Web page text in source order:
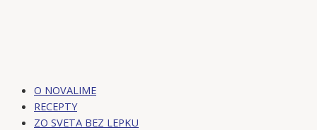
O NOVALIME
RECEPTY
ZO SVETA BEZ LEPKU